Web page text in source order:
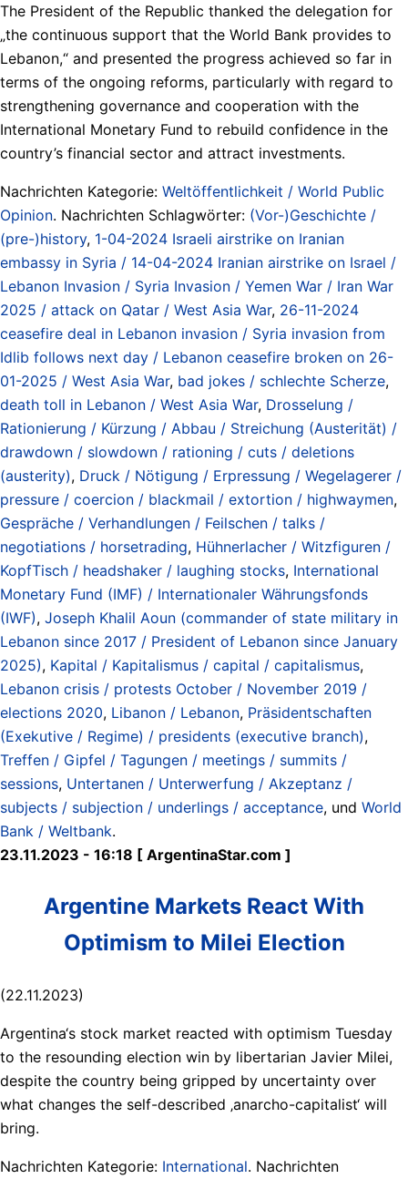
The President of the Republic thanked the delegation for
„the continuous support that the World Bank provides to
Lebanon,“ and presented the progress achieved so far in
terms of the ongoing reforms, particularly with regard to
strengthening governance and cooperation with the
International Monetary Fund to rebuild confidence in the
country’s financial sector and attract investments.
Nachrichten Kategorie: Weltöffentlichkeit / World Public
Opinion. Nachrichten Schlagwörter: (Vor-)Geschichte /
(pre-)history, 1-04-2024 Israeli airstrike on Iranian
embassy in Syria / 14-04-2024 Iranian airstrike on Israel /
Lebanon Invasion / Syria Invasion / Yemen War / Iran War
2025 / attack on Qatar / West Asia War, 26-11-2024
ceasefire deal in Lebanon invasion / Syria invasion from
Idlib follows next day / Lebanon ceasefire broken on 26-
01-2025 / West Asia War, bad jokes / schlechte Scherze,
death toll in Lebanon / West Asia War, Drosselung /
Rationierung / Kürzung / Abbau / Streichung (Austerität) /
drawdown / slowdown / rationing / cuts / deletions
(austerity), Druck / Nötigung / Erpressung / Wegelagerer /
pressure / coercion / blackmail / extortion / highwaymen,
Gespräche / Verhandlungen / Feilschen / talks /
negotiations / horsetrading, Hühnerlacher / Witzfiguren /
KopfTisch / headshaker / laughing stocks, International
Monetary Fund (IMF) / Internationaler Währungsfonds
(IWF), Joseph Khalil Aoun (commander of state military in
Lebanon since 2017 / President of Lebanon since January
2025), Kapital / Kapitalismus / capital / capitalismus,
Lebanon crisis / protests October / November 2019 /
elections 2020, Libanon / Lebanon, Präsidentschaften
(Exekutive / Regime) / presidents (executive branch),
Treffen / Gipfel / Tagungen / meetings / summits /
sessions, Untertanen / Unterwerfung / Akzeptanz /
subjects / subjection / underlings / acceptance, und World
Bank / Weltbank.
23.11.2023 - 16:18 [ ArgentinaStar.com ]
Argentine Markets React With
Optimism to Milei Election
(22.11.2023)
Argentina‘s stock market reacted with optimism Tuesday
to the resounding election win by libertarian Javier Milei,
despite the country being gripped by uncertainty over
what changes the self-described ‚anarcho-capitalist‘ will
bring.
Nachrichten Kategorie: International. Nachrichten